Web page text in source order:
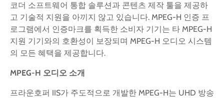
코더 소프트웨어 통합 솔루션과 콘텐츠 제작 툴을 제공하
고 기술적 지원을 아끼지 않고 있습니다. MPEG-H 인증 프
로그램에서 인증마크를 획득한 소비자 기기는 타 MPEG-H
지원 기기와의 호환성이 보장되며 MPEG-H 오디오 시스템
의 모든 혜택을 제공합니다.
MPEG-H 오디오 소개
프라운호퍼 IIS가 주도적으로 개발한 MPEG-H는 UHD 방송